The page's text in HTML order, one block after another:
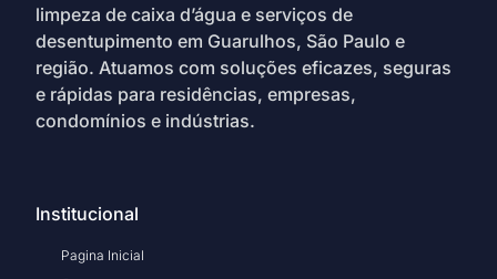
limpeza de caixa d’água e serviços de
desentupimento em Guarulhos, São Paulo e
região. Atuamos com soluções eficazes, seguras
e rápidas para residências, empresas,
condomínios e indústrias.
Institucional
Pagina Inicial